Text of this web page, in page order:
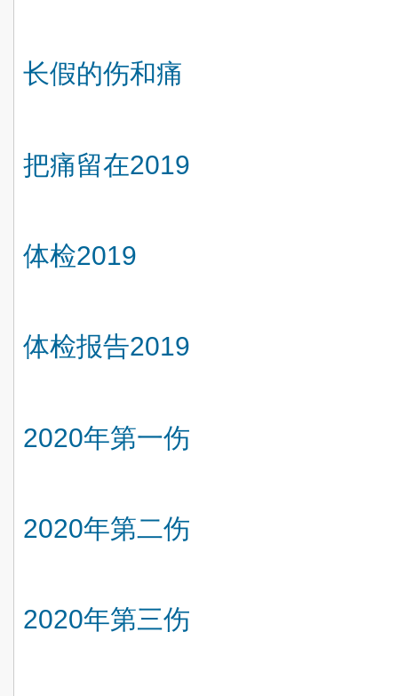
长假的伤和痛
把痛留在2019
体检2019
体检报告2019
2020年第一伤
2020年第二伤
2020年第三伤